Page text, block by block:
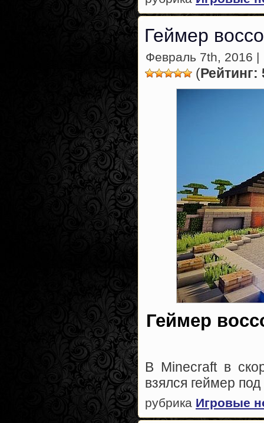
Геймер
Февраль 7th, 2016 |
(Рейтинг:
Геймер
В Minecraft в
взялся геймер
рубрика Игровые